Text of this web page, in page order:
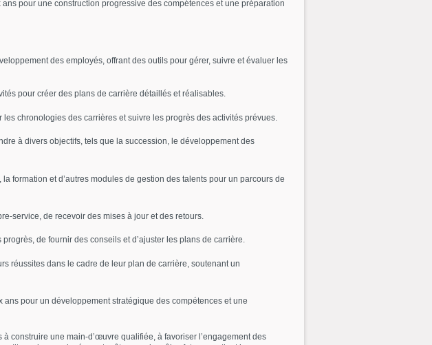
pour une construction progressive des compétences et une préparation
des employés, offrant des outils pour gérer, suivre et évaluer les
pour créer des plans de carrière détaillés et réalisables.
chronologies des carrières et suivre les progrès des activités prévues.
à divers objectifs, tels que la succession, le développement des
formation et d’autres modules de gestion des talents pour un parcours de
service, de recevoir des mises à jour et des retours.
de fournir des conseils et d’ajuster les plans de carrière.
réussites dans le cadre de leur plan de carrière, soutenant un
pour un développement stratégique des compétences et une
construire une main-d’œuvre qualifiée, à favoriser l’engagement des